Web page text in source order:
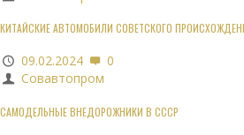
КИТАЙСКИЕ АВТОМОБИЛИ СОВЕТСКОГО
09.02.2024
0
Совавтопром
САМОДЕЛЬНЫЕ ВНЕДОРОЖНИКИ В СССР